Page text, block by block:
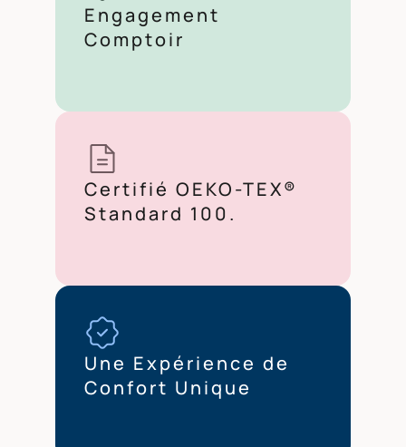
Engagement
Comptoir
Certifié OEKO-TEX®
Standard 100.
Une Expérience de
Confort Unique